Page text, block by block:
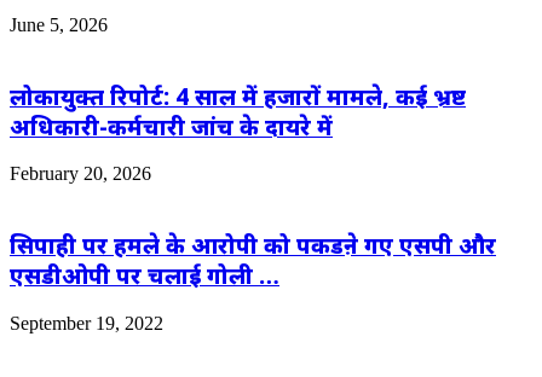
June 5, 2026
लोकायुक्त रिपोर्ट: 4 साल में हजारों मामले, कई भ्रष्ट
अधिकारी-कर्मचारी जांच के दायरे में
February 20, 2026
सिपाही पर हमले के आरोपी को पकडऩे गए एसपी और
एसडीओपी पर चलाई गोली …
September 19, 2022